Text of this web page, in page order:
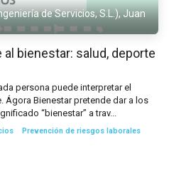
de Servicios, S.L.), Juan
bienestar: salud, deporte
persona puede interpretar el
Ágora Bienestar pretende dar a los
“bienestar” a trav...
Prevención de riesgos laborales